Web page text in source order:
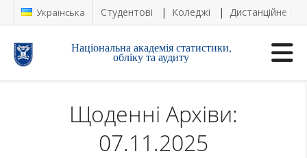
Українська Студентові Коледжі Дистанційне
Національна академія статистики,
обліку та аудиту
Щоденні Архіви:
07.11.2025